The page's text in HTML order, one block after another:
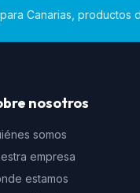
Canarias, productos
nosotros
somos
empresa
estamos